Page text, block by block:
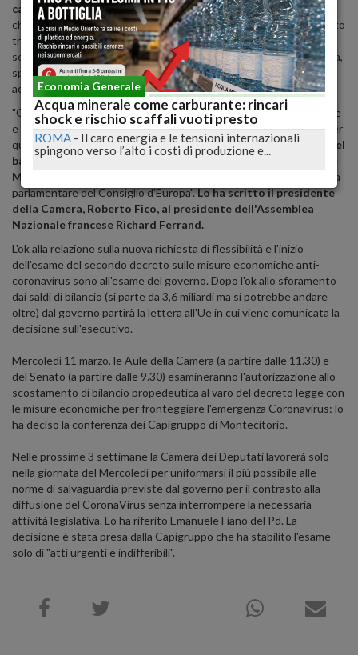
causa del Coronavirus."Per causa di forza maggiore, ho deciso
che non vi sono le condizioni di sicurezza necessarie per il consueto
trasferimento del Parlamento europeo a Strasburgo per la
sessione plenaria", fa sapere il presidente David Sassoli in una nota,
spiegando di aver preso la decisione dopo aver ricevuto "un
accurato rapporto da parte del Servizio Medico del Parlamento".
"Gentile Presidente, desidero manifestarLe, a nome mio personale
e dell'intera Camera dei deputati, il mio più profondo sconcerto per
quanto accaduto in data odierna a Parigi, a seguito dellarevoca del
badge di accesso all'Assemblea nazionale del deputato Alvise
Maniero
, presidente della delegazione italiana presso l'Assemblea
parlamentare del Consiglio d'Europa".Lo ha scritto il presidente
della Camera, Roberto Fico, al presidente dell'Assemblea
Nazionale francese Richard Ferrand.
L'ok alla relazione sulla nuova richiesta di flessibilità e l'inizio
dell'esame del secondo decreto sulle misure economiche anti-
coronavirus sono all'esame del governo. Dopo l'ok allo sforamento
dai saldi di bilancio (si parte da 3,6 miliardi ma si potrebbe andare
oltre) dal governo partirà la lettera all'Ue in cui viene comunicata la
decisione sull'esecutivo.
Mercoledì 11 marzo, le Aule della Camera (a partire dalle 11.30) e
del Senato (a partire dalle 9.30) esamineranno l'autorizzazione allo
scostamento di bilancio propedeutica al varo del decreto legge con
le misure economiche per fronteggiare l'emergenza Coronavirus: lo
ha deciso la conferenza dei Capigruppo di Montecitorio.
Nelle prossime 3 settimane la Camera dei Deputati lavorerà solo
nella giornata del Mercoledì per uniformarsi il più possibile alle
norme di salvaguardia previste dal governo per il contrasto alla
diffusione del CoronaVirus senza interrompere la necessaria
attività legislativa. Lo ha riferito Emanuele Fiano del Pd. La
decisione è stata presa dalla Capigruppo che ha stabilito l'esame
solo di "atti urgenti e indifferibili".
Economia Generale
Acqua minerale come carburante: rincari
shock e rischio scaffali vuoti presto
ROMA - Il caro energia e le tensioni internazionali
spingono verso l’alto i costi di produzione e...